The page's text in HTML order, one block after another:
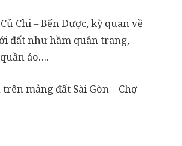
Chi – Bến Dược, kỳ quan về
đất như hầm quân trang,
áo….
mảng đất Sài Gòn – Chợ